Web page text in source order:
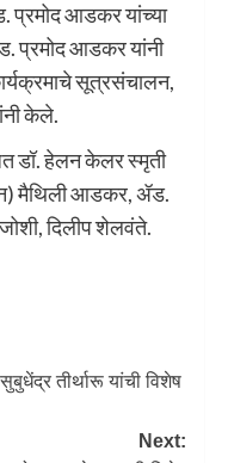
प्रमोद आडकर यांच्या
प्रमोद आडकर यांनी
सूत्रसंचालन,
केले.
डॉ. हेलन केलर स्मृती
मैथिली आडकर, ॲड.
दिलीप शेलवंते.
तीर्थारू यांची विशेष
Next: